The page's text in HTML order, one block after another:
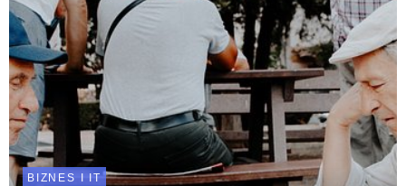
BIZNES I IT